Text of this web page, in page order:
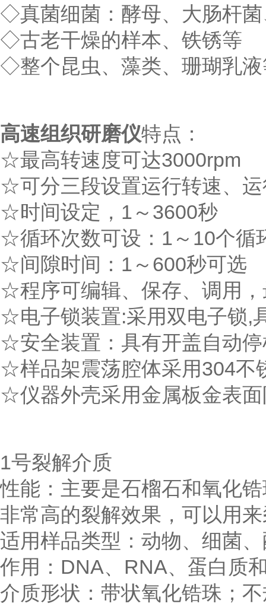
◇真菌细菌：酵母、大肠杆
◇古老干燥的样本、铁锈等
◇整个昆虫、藻类、珊瑚乳
高速组织研磨仪特点：
☆最高转速度可达3000rpm
☆可分三段设置运行转速、
☆时间设定，1～3600秒
☆循环次数可设：1～10个循
☆间隙时间：1～600秒可选
☆程序可编辑、保存、调用
☆电子锁装置:采用双电子锁,
☆安全装置：具有开盖自动
☆样品架震荡腔体采用304不
☆仪器外壳采用金属板金表
1号裂解介质
性能：主要是石榴石和氧化
非常高的裂解效果，可以用
适用样品类型：动物、细菌
作用：DNA、RNA、蛋白质
介质形状：带状氧化锆珠；